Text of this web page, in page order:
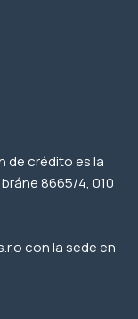
de crédito es la
8665/4, 010
con la sede en